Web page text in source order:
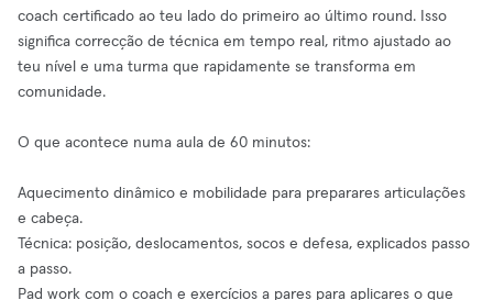
coach certificado ao teu lado do primeiro ao último round. Isso
significa correcção de técnica em tempo real, ritmo ajustado ao
teu nível e uma turma que rapidamente se transforma em
comunidade.
O que acontece numa aula de 60 minutos:
Aquecimento dinâmico e mobilidade para preparares articulações
e cabeça.
Técnica: posição, deslocamentos, socos e defesa, explicados passo
a passo.
Pad work com o coach e exercícios a pares para aplicares o que